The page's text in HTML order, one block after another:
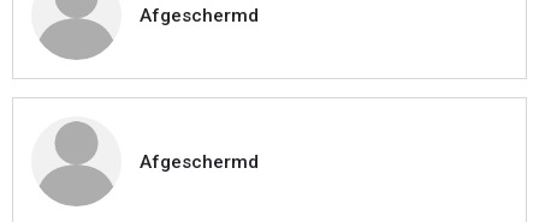
Afgeschermd
Afgeschermd